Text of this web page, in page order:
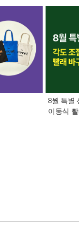
8월 특별
이동식